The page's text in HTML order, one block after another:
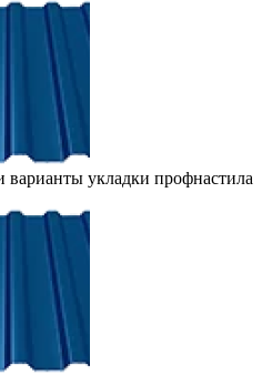
варианты укладки профнастила